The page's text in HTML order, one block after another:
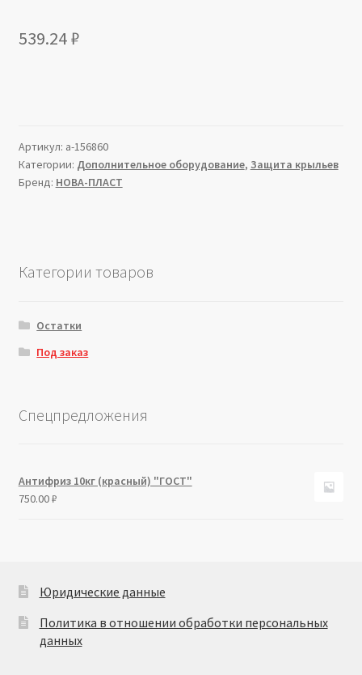
539.24₽
Артикул: a-156860
Категории: Дополнительное оборудование, Защита крыльев
Бренд: НОВА-ПЛАСТ
Категории товаров
Остатки
Под заказ
Спецпредложения
Антифриз 10кг (красный) "ГОСТ"
750.00₽
Юридические данные
Политика в отношении обработки персональных
данных